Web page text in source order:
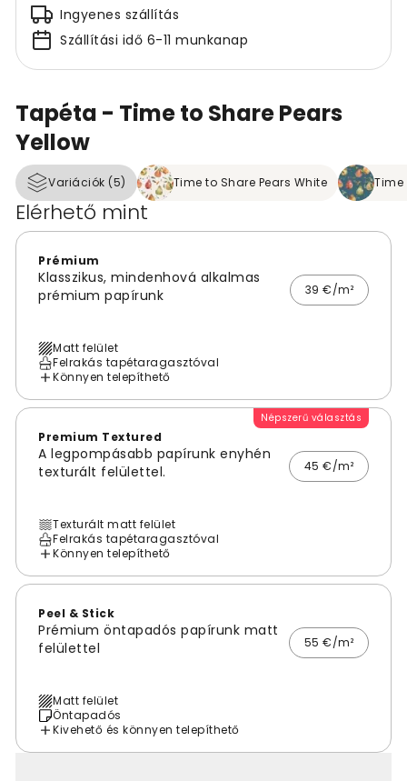
Tapéta - Time to Share Pears
Yellow
Variációk (5) Time to Share Pears White Time
Elérhető mint
Prémium
Klasszikus, mindenhová alkalmas
prémium papírunk
39 €/m²
Matt felület
Felrakás tapétaragasztóval
Könnyen telepíthető
Népszerű választás
Premium Textured
A legpompásabb papírunk enyhén
texturált felülettel.
45 €/m²
Texturált matt felület
Felrakás tapétaragasztóval
Könnyen telepíthető
Peel & Stick
Prémium öntapadós papírunk matt
felülettel
55 €/m²
Matt felület
Öntapadós
Kivehető és könnyen telepíthető
Ingyenes szállítás
Szállítási idő 6-11 munkanap